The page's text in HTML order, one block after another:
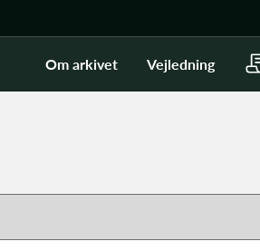
Om arkivet Vejledning